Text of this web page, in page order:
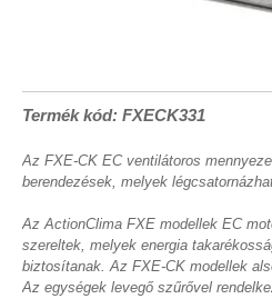
Termék kód: FXECK331
Az FXE-CK EC ventilátoros
berendezések, melyek
Az ActionClima FXE modellek EC
szereltek, melyek energia
biztosítanak. Az FXE-CK modellek
Az egységek levegő szűrővel